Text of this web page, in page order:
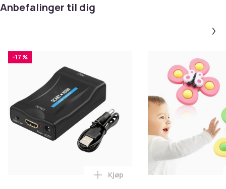
Anbefalinger til dig
-17 %
Legg SCART til HDMI-omformer
Kjøp